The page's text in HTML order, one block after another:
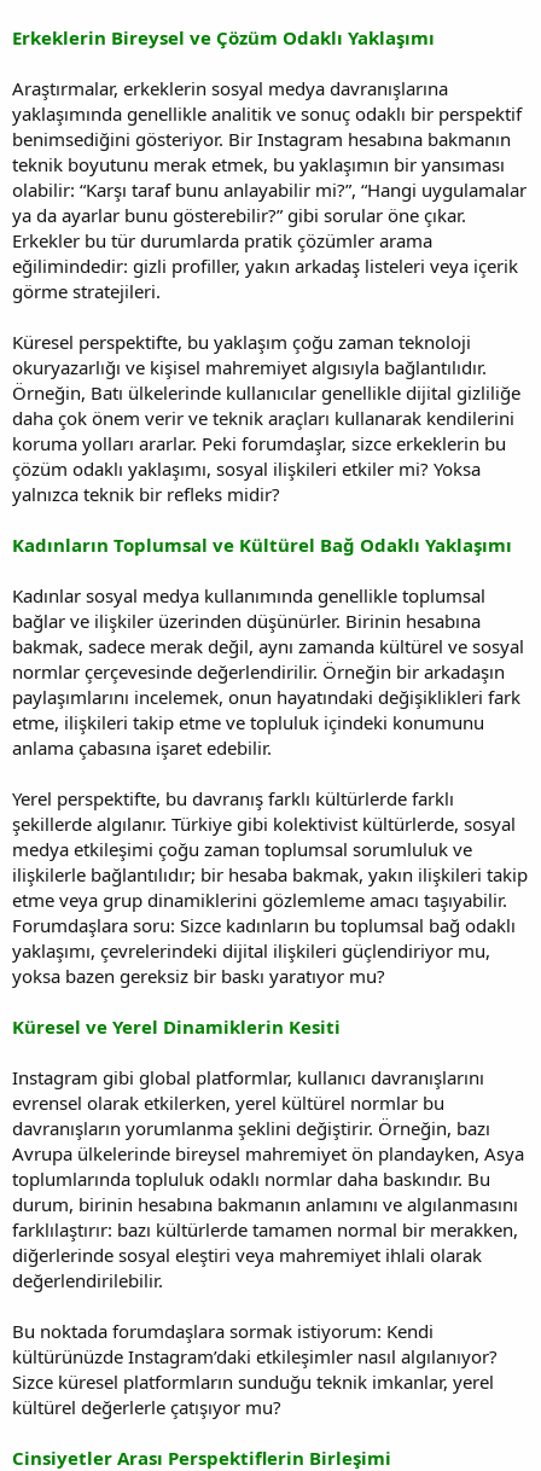
Erkeklerin Bireysel ve Çözüm Odaklı Yaklaşımı
Araştırmalar, erkeklerin sosyal medya davranışlarına
yaklaşımında genellikle analitik ve sonuç odaklı bir perspektif
benimsediğini gösteriyor. Bir Instagram hesabına bakmanın
teknik boyutunu merak etmek, bu yaklaşımın bir yansıması
olabilir: “Karşı taraf bunu anlayabilir mi?”, “Hangi uygulamalar
ya da ayarlar bunu gösterebilir?” gibi sorular öne çıkar.
Erkekler bu tür durumlarda pratik çözümler arama
eğilimindedir: gizli profiller, yakın arkadaş listeleri veya içerik
görme stratejileri.
Küresel perspektifte, bu yaklaşım çoğu zaman teknoloji
okuryazarlığı ve kişisel mahremiyet algısıyla bağlantılıdır.
Örneğin, Batı ülkelerinde kullanıcılar genellikle dijital gizliliğe
daha çok önem verir ve teknik araçları kullanarak kendilerini
koruma yolları ararlar. Peki forumdaşlar, sizce erkeklerin bu
çözüm odaklı yaklaşımı, sosyal ilişkileri etkiler mi? Yoksa
yalnızca teknik bir refleks midir?
Kadınların Toplumsal ve Kültürel Bağ Odaklı Yaklaşımı
Kadınlar sosyal medya kullanımında genellikle toplumsal
bağlar ve ilişkiler üzerinden düşünürler. Birinin hesabına
bakmak, sadece merak değil, aynı zamanda kültürel ve sosyal
normlar çerçevesinde değerlendirilir. Örneğin bir arkadaşın
paylaşımlarını incelemek, onun hayatındaki değişiklikleri fark
etme, ilişkileri takip etme ve topluluk içindeki konumunu
anlama çabasına işaret edebilir.
Yerel perspektifte, bu davranış farklı kültürlerde farklı
şekillerde algılanır. Türkiye gibi kolektivist kültürlerde, sosyal
medya etkileşimi çoğu zaman toplumsal sorumluluk ve
ilişkilerle bağlantılıdır; bir hesaba bakmak, yakın ilişkileri takip
etme veya grup dinamiklerini gözlemleme amacı taşıyabilir.
Forumdaşlara soru: Sizce kadınların bu toplumsal bağ odaklı
yaklaşımı, çevrelerindeki dijital ilişkileri güçlendiriyor mu,
yoksa bazen gereksiz bir baskı yaratıyor mu?
Küresel ve Yerel Dinamiklerin Kesiti
Instagram gibi global platformlar, kullanıcı davranışlarını
evrensel olarak etkilerken, yerel kültürel normlar bu
davranışların yorumlanma şeklini değiştirir. Örneğin, bazı
Avrupa ülkelerinde bireysel mahremiyet ön plandayken, Asya
toplumlarında topluluk odaklı normlar daha baskındır. Bu
durum, birinin hesabına bakmanın anlamını ve algılanmasını
farklılaştırır: bazı kültürlerde tamamen normal bir merakken,
diğerlerinde sosyal eleştiri veya mahremiyet ihlali olarak
değerlendirilebilir.
Bu noktada forumdaşlara sormak istiyorum: Kendi
kültürünüzde Instagram’daki etkileşimler nasıl algılanıyor?
Sizce küresel platformların sunduğu teknik imkanlar, yerel
kültürel değerlerle çatışıyor mu?
Cinsiyetler Arası Perspektiflerin Birleşimi